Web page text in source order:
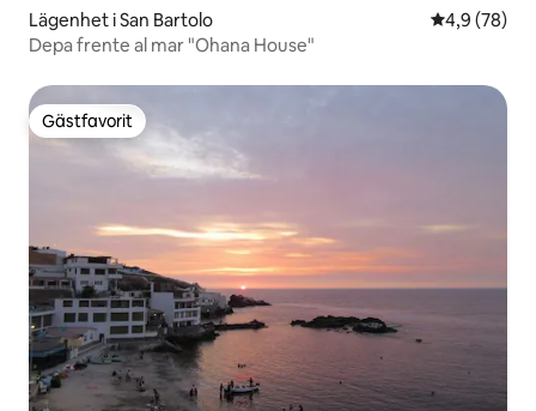
Lägenhet i San Bartolo 4,9 av 5 i
4,9 (78)
Depa frente al mar "Ohana House"
Gästfavorit
Gästfavorit